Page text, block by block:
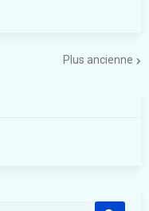
Plus ancienne